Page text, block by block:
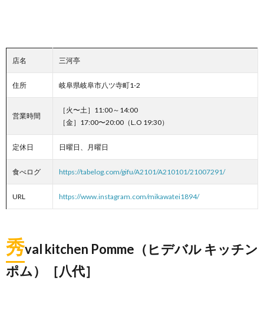
店名 三河亭
住所 岐阜県岐阜市八ツ寺町1-2
営業時間
［火〜土］11:00～14:00
［金］17:00〜20:00（L.O 19:30）
定休日 日曜日、月曜日
食べログ https://tabelog.com/gifu/A2101/A210101/21007291/
URL https://www.instagram.com/mikawatei1894/
秀val kitchen Pomme（ヒデバル キッチン
ポム）［八代］